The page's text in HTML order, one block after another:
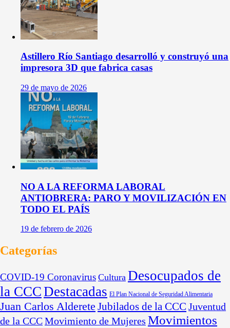
Astillero Río Santiago desarrolló y construyó una
impresora 3D que fabrica casas
29 de mayo de 2026
NO A LA REFORMA LABORAL
ANTIOBRERA: PARO Y MOVILIZACIÓN EN
TODO EL PAÍS
19 de febrero de 2026
Categorías
COVID-19 Coronavirus Cultura Desocupados de
la CCCDestacadas El Plan Nacional de Seguridad Alimentaria
Juan Carlos Alderete Jubilados de la CCC Juventud
de la CCCMovimiento de Mujeres Movimientos